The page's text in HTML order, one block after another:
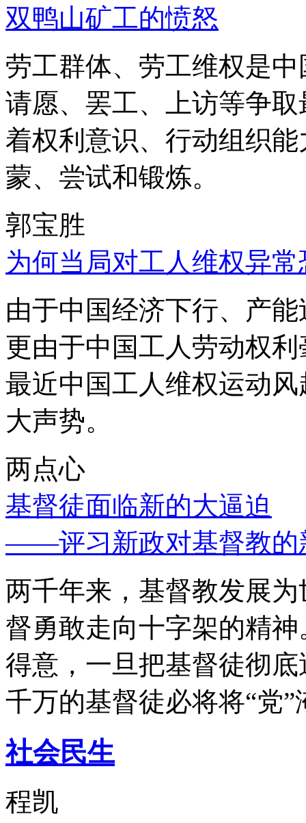
双鸭山矿工的愤怒
劳工群体、劳工维权是
请愿、罢工、上访等争
着权利意识、行动组织
蒙、尝试和锻炼。
郭宝胜
为何当局对工人维权异
由于中国经济下行、产
更由于中国工人劳动权
最近中国工人维权运动
大声势。
两点心
基督徒面临新的大逼迫
——评习新政对基督教的
两千年来，基督教发展
督勇敢走向十字架的精
得意，一旦把基督徒彻
千万的基督徒必将将“党”
社会民生
程凯